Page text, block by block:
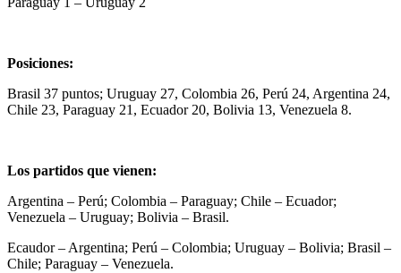
Posiciones:
Brasil 37 puntos; Uruguay 27, Colombia 26, Perú 24, Argentina 24,
Chile 23, Paraguay 21, Ecuador 20, Bolivia 13, Venezuela 8.
Los partidos que vienen:
Argentina – Perú; Colombia – Paraguay; Chile – Ecuador;
Venezuela – Uruguay; Bolivia – Brasil.
Ecaudor – Argentina; Perú – Colombia; Uruguay – Bolivia; Brasil –
Chile; Paraguay – Venezuela.